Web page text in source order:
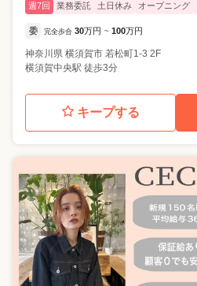
週7回 業務委託 土日休み オープニング
委 完全歩合 30万円 ~ 100万円
神奈川県 横須賀市 若松町1-3 2F
横須賀中央駅 徒歩3分
キープする